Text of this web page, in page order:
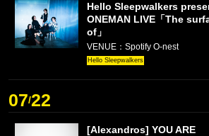
Hello Sleepwalkers
ONEMAN LIVE「The
of」
VENUE：Spotify O-nest
Hello Sleepwalkers
07/22
[Alexandros] YOU ARE